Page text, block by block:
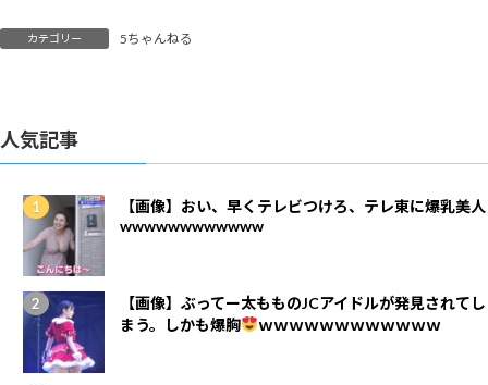
カテゴリー 5ちゃんねる
人気記事
【画像】おい、早くテレビつけろ、テレ東に爆乳美人
wwwwwwwwwwww
【画像】ぶってー太もものJCアイドルが発見されてし
まう。しかも爆胸
ｗｗｗｗｗｗｗｗｗｗｗｗ